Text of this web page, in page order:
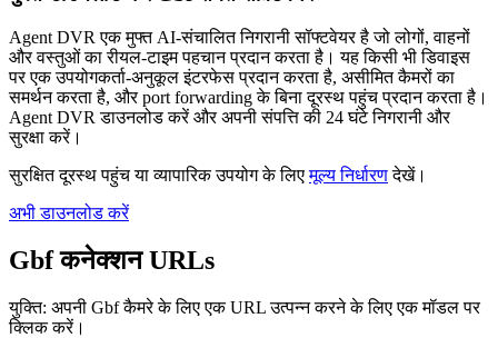
Agent DVR एक मुफ्त AI-संचालित निगरानी सॉफ्टवेयर है जो लोगों, वाहनों
और वस्तुओं का रीयल-टाइम पहचान प्रदान करता है। यह किसी भी डिवाइस
पर एक उपयोगकर्ता-अनुकूल इंटरफेस प्रदान करता है, असीमित कैमरों का
समर्थन करता है, और port forwarding के बिना दूरस्थ पहुंच प्रदान करता है।
Agent DVR डाउनलोड करें और अपनी संपत्ति की 24 घंटे निगरानी और
सुरक्षा करें।
सुरक्षित दूरस्थ पहुंच या व्यापारिक उपयोग के लिएमूल्य निर्धारणदेखें।
अभी डाउनलोड करें
Gbf कनेक्शन URLs
युक्ति: अपनी Gbf कैमरे के लिए एक URL उत्पन्न करने के लिए एक मॉडल पर
क्लिक करें।